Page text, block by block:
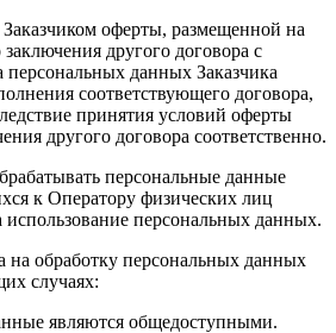
оферты, размещенной на
другого договора с
персональных данных Заказчика
соответствующего договора,
принятия условий оферты
другого договора соответственно.
персональные данные
к Оператору физических лиц
использование персональных данных.
на обработку персональных данных
случаях:
являются общедоступными.